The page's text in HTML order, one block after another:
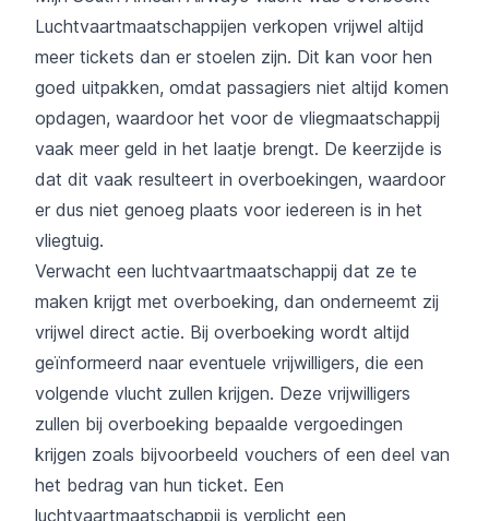
Luchtvaartmaatschappijen verkopen vrijwel altijd
meer tickets dan er stoelen zijn. Dit kan voor hen
goed uitpakken, omdat passagiers niet altijd komen
opdagen, waardoor het voor de vliegmaatschappij
vaak meer geld in het laatje brengt. De keerzijde is
dat dit vaak resulteert in overboekingen, waardoor
er dus niet genoeg plaats voor iedereen is in het
vliegtuig.
Verwacht een luchtvaartmaatschappij dat ze te
maken krijgt met overboeking, dan onderneemt zij
vrijwel direct actie. Bij overboeking wordt altijd
geïnformeerd naar eventuele vrijwilligers, die een
volgende vlucht zullen krijgen. Deze vrijwilligers
zullen bij overboeking bepaalde vergoedingen
krijgen zoals bijvoorbeeld vouchers of een deel van
het bedrag van hun ticket. Een
luchtvaartmaatschappij is verplicht een